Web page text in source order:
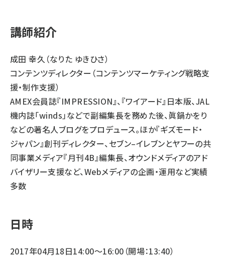
講師紹介
成田 幸久（なりた ゆきひさ）
コンテンツディレクター（コンテンツマーケティング戦略支
援・制作支援）
AMEX会員誌『IMPRESSION』、『ワイアード』日本版、JAL
機内誌「winds」などで副編集長を務めた後、眞鍋かをり
などの著名人ブログをプロデュース。ほか『ギズモード・
ジャパン』創刊ディレクター、セブン–イレブンとヤフーの共
同事業メディア『月刊4B』編集長、オウンドメディアのアド
バイザリー支援など、Webメディアの企画・運用など実績
多数
日時
2017年04月18日14:00～16:00（開場：13:40）